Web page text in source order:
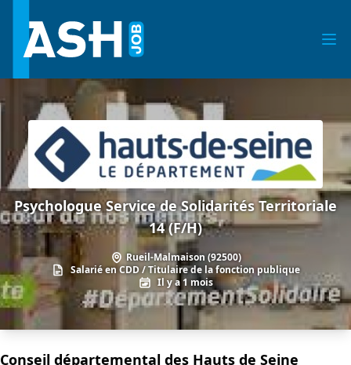
Psychologue Service de Solidarités Territoriale
14 (F/H)
Rueil-Malmaison (92500)
Salarié en CDD / Titulaire de la fonction publique
Il y a 1 mois
Conseil départemental des Hauts de Seine